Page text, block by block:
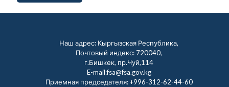
Наш адрес: Кыргызская Республика,
Почтовый индекс: 720040,
г.Бишкек, пр.Чуй,114
E-mail:fsa@fsa.gov.kg
Приемная председателя:+996-312-62-44-60